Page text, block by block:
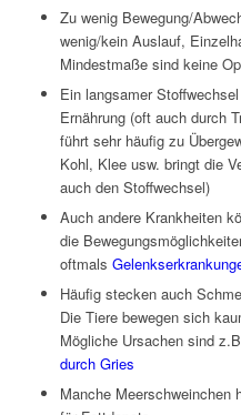
Zu wenig Bewegung/
wenig/kein Auslauf,
Mindestmaße sind keine
Ein langsamer
Ernährung (oft auch durch
führt sehr häufig zu
Kohl, Klee usw. bringt die
auch den Stoffwechsel)
Auch andere Krankheiten
die
oftmals
Häufig stecken auch
Die Tiere bewegen sich
Mögliche Ursachen sind
durch Gries
Manche Meerschweinchen